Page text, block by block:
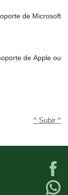
de Microsoft
de Apple ou
^ Subir ^